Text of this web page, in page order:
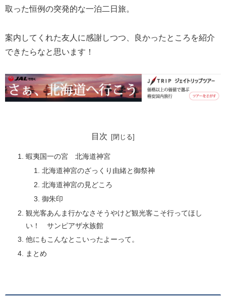
取った恒例の突発的な一泊二日旅。
案内してくれた友人に感謝しつつ、良かったところを紹介
できたらなと思います！
目次
蝦夷国一の宮 北海道神宮
北海道神宮のざっくり由緒と御祭神
北海道神宮の見どころ
御朱印
観光客あんま行かなさそうやけど観光客こそ行ってほし
い！ サンピアザ水族館
他にもこんなとこいったよーって。
まとめ